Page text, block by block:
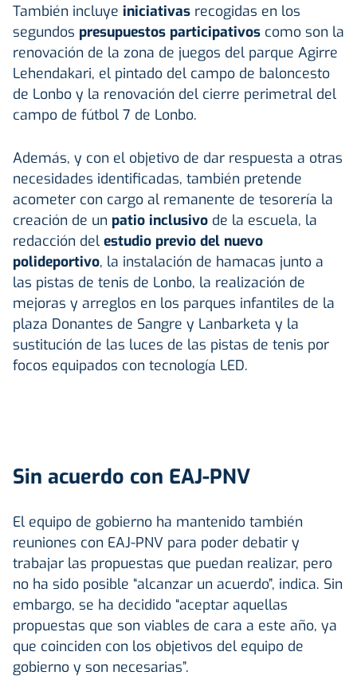
También incluye iniciativas recogidas en los
segundos presupuestos participativos como son la
renovación de la zona de juegos del parque Agirre
Lehendakari, el pintado del campo de baloncesto
de Lonbo y la renovación del cierre perimetral del
campo de fútbol 7 de Lonbo.
Además, y con el objetivo de dar respuesta a otras
necesidades identificadas, también pretende
acometer con cargo al remanente de tesorería la
creación de un patio inclusivo de la escuela, la
redacción del estudio previo del nuevo
polideportivo, la instalación de hamacas junto a
las pistas de tenis de Lonbo, la realización de
mejoras y arreglos en los parques infantiles de la
plaza Donantes de Sangre y Lanbarketa y la
sustitución de las luces de las pistas de tenis por
focos equipados con tecnología LED.
Sin acuerdo con EAJ-PNV
El equipo de gobierno ha mantenido también
reuniones con EAJ-PNV para poder debatir y
trabajar las propuestas que puedan realizar, pero
no ha sido posible “alcanzar un acuerdo”, indica. Sin
embargo, se ha decidido “aceptar aquellas
propuestas que son viables de cara a este año, ya
que coinciden con los objetivos del equipo de
gobierno y son necesarias”.